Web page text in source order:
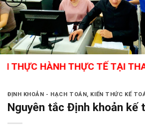
HÀNH THỰC TẾ TẠI THANH
ĐỊNH KHOẢN - HẠCH TOÁN, KIẾN THỨC KẾ
Nguyên tắc Định khoản kế